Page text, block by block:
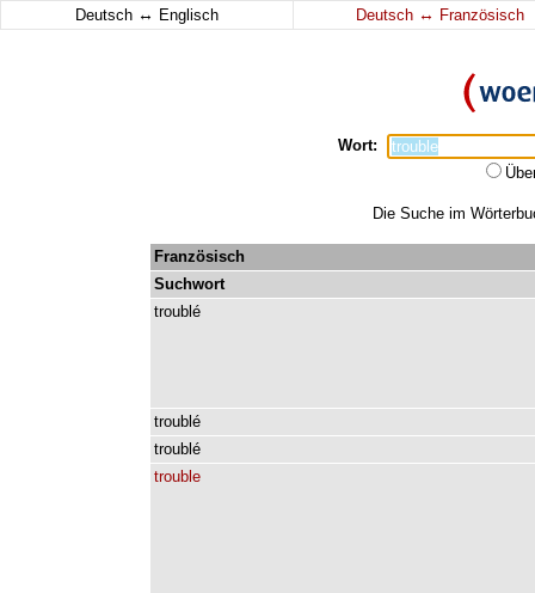
Deutsch ↔ Englisch Deutsch ↔ Französisch
Wort:
Die Suche im
Französisch
Suchwort
troublé
troublé
troublé
trouble